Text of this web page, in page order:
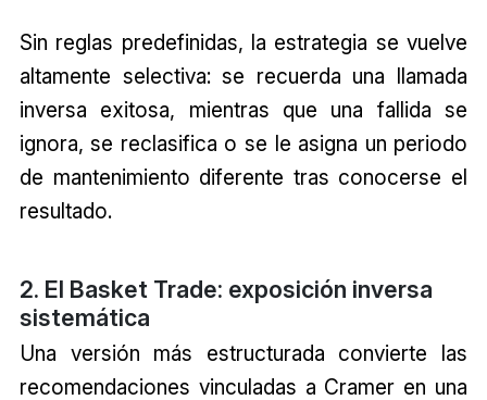
Sin reglas predefinidas, la estrategia se vuelve
altamente selectiva: se recuerda una llamada
inversa exitosa, mientras que una fallida se
ignora, se reclasifica o se le asigna un periodo
de mantenimiento diferente tras conocerse el
resultado.
2. El Basket Trade: exposición inversa
sistemática
Una versión más estructurada convierte las
recomendaciones vinculadas a Cramer en una